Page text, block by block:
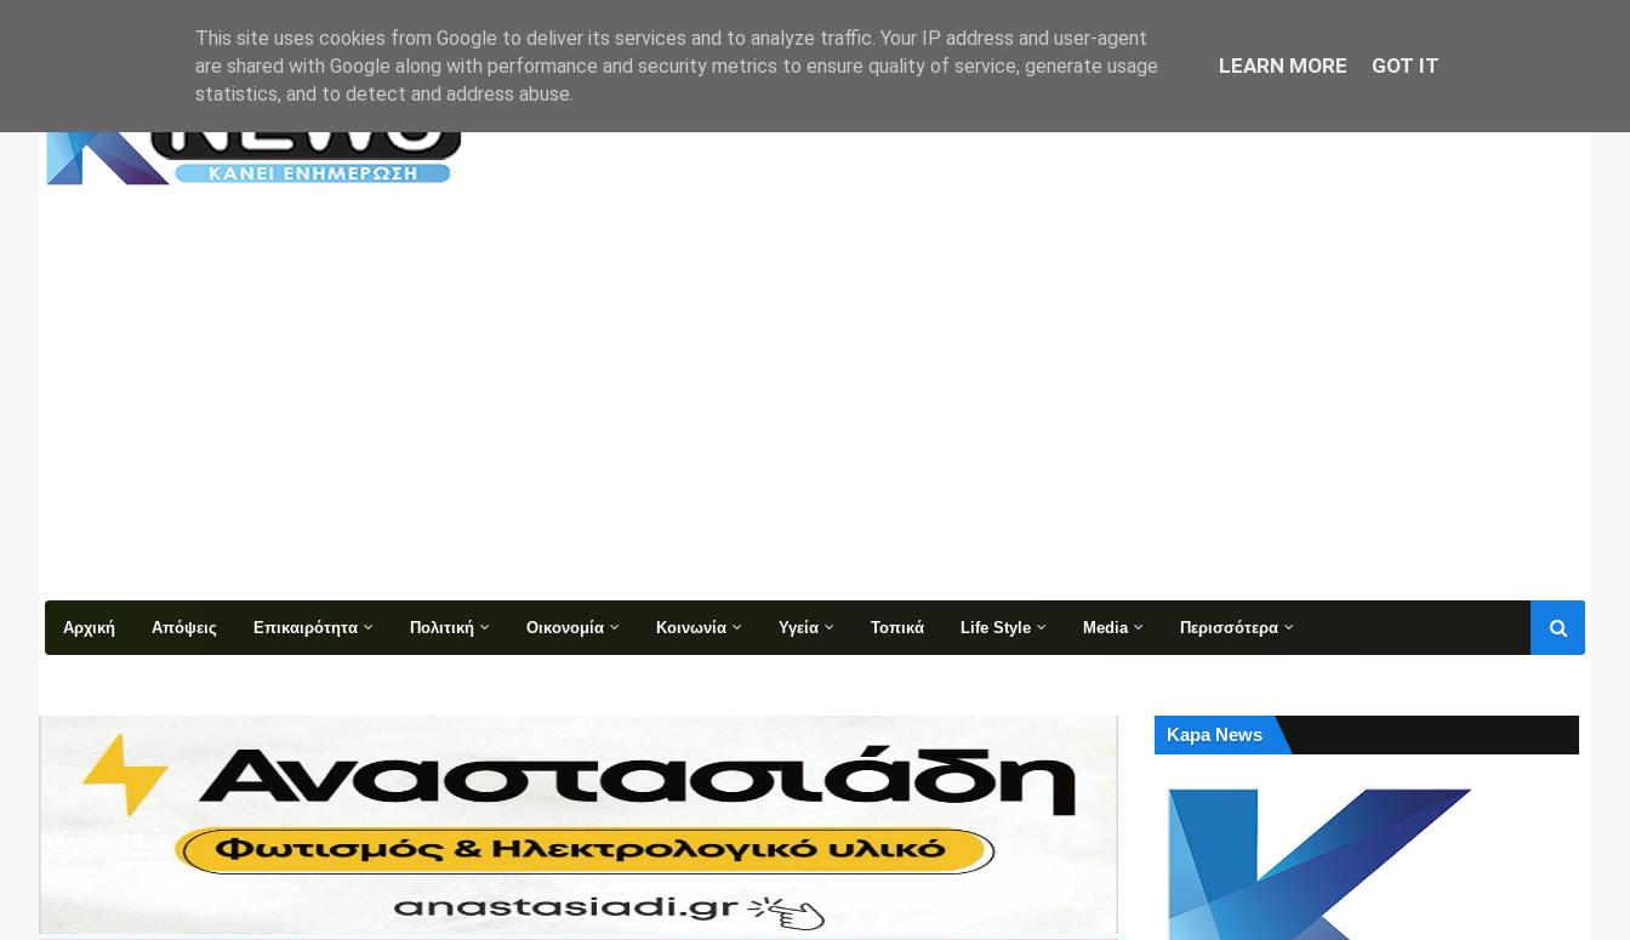
Αρχική Απόψεις Επικαιρότητα Πολιτική Οικονομία Κοινωνία Υγεία Τοπικά Life Style Media Περισσότερα
Kapa News
This site uses cookies from Google to deliver its services and to analyze traffic. Your IP address and user-agent
are shared with Google along with performance and security metrics to ensure quality of service, generate usage
statistics, and to detect and address abuse.
LEARN MORE GOT IT